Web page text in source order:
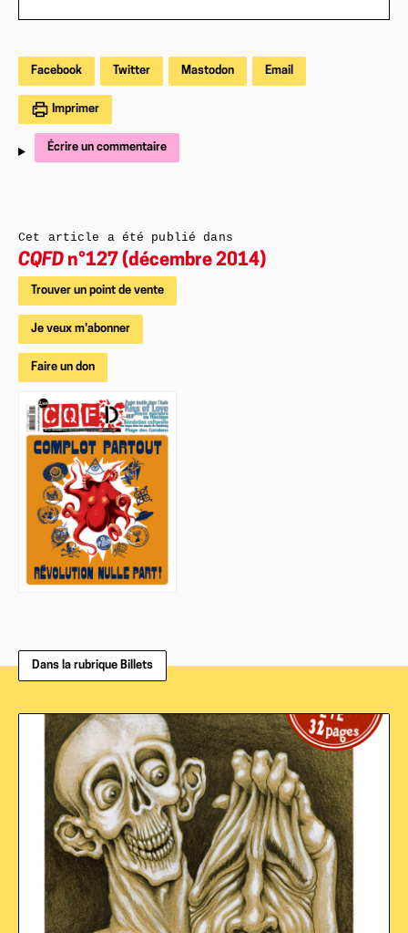
Facebook Twitter Mastodon Email
Imprimer
Écrire un commentaire
Cet article a été publié dans
CQFD n°127 (décembre 2014)
Trouver un point de vente
Je veux m'abonner
Faire un don
Dans la rubrique Billets